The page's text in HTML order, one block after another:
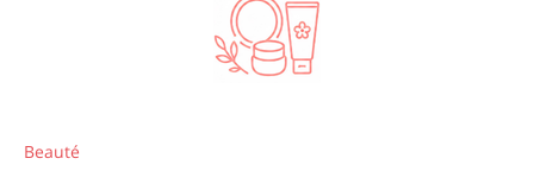
Beauté